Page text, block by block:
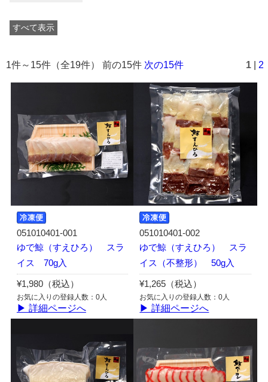
すべて表示
1件～15件（全19件） 前の15件 次の15件 1 2
051010401-001
ゆで鯨（すえひろ） スラ
イス 70g入
¥1,980（税込）
お気に入りの登録人数：0人
▶ 詳細ページへ
051010401-002
ゆで鯨（すえひろ） スラ
イス（不整形） 50g入
¥1,265（税込）
お気に入りの登録人数：0人
▶ 詳細ページへ